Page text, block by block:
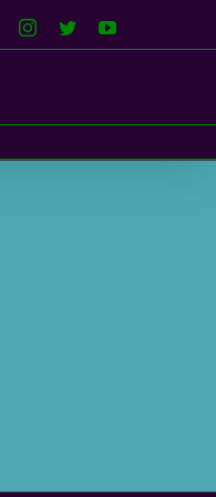
FacebookInstagram
TwitterYouTube